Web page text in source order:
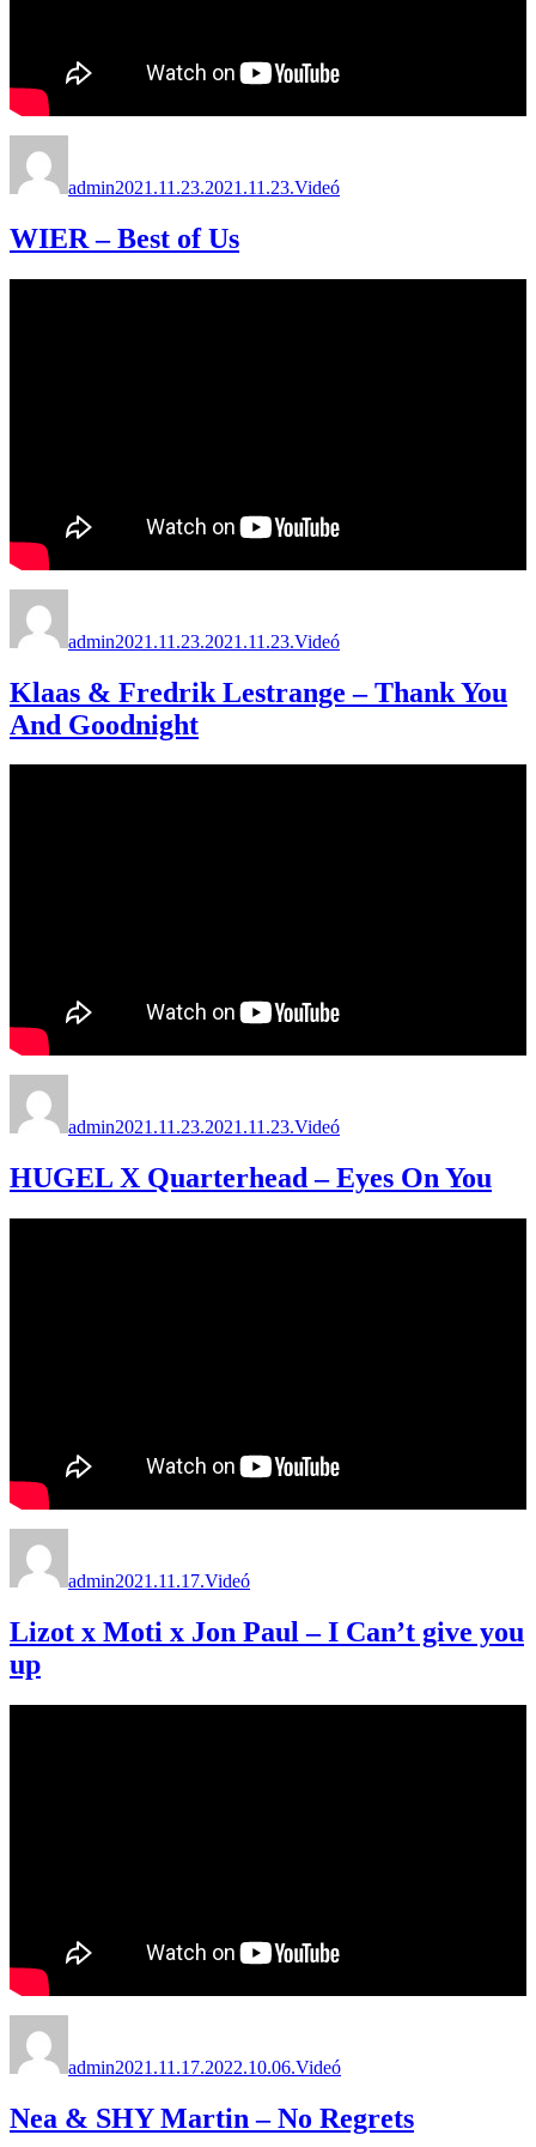
admin2021.11.23.2021.11.23.Videó
WIER – Best of Us
admin2021.11.23.2021.11.23.Videó
Klaas & Fredrik Lestrange – Thank You
And Goodnight
admin2021.11.23.2021.11.23.Videó
HUGEL X Quarterhead – Eyes On You
admin2021.11.17.Videó
Lizot x Moti x Jon Paul – I Can’t give you
up
admin2021.11.17.2022.10.06.Videó
Nea & SHY Martin – No Regrets